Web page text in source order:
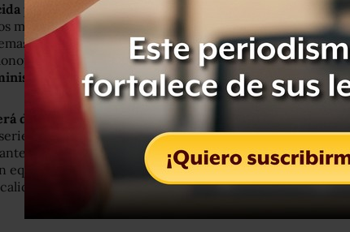
por el académico Rodrigo Munguía
moderará una discusión entre los tres aspirantes
específicos: democratización de los medios de
En esta etapa del debate,cada candidato
según su parecer.
dirigida por el estudiante Carlos Brito
de preguntas provenientes de los
por la ciudadanía, y que serán
de académicos. En esta fase, la ciudadanía
de las respuestas ofrecidas por cada uno de